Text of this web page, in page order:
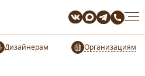
Организациям